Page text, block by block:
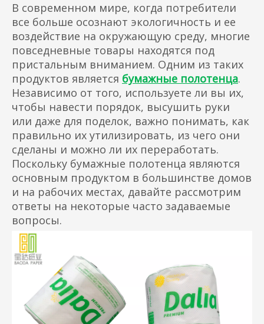
В современном мире, когда потребители
все больше осознают экологичность и ее
воздействие на окружающую среду, многие
повседневные товары находятся под
пристальным вниманием. Одним из таких
продуктов является бумажные полотенца.
Независимо от того, используете ли вы их,
чтобы навести порядок, высушить руки
или даже для поделок, важно понимать, как
правильно их утилизировать, из чего они
сделаны и можно ли их переработать.
Поскольку бумажные полотенца являются
основным продуктом в большинстве домов
и на рабочих местах, давайте рассмотрим
ответы на некоторые часто задаваемые
вопросы.